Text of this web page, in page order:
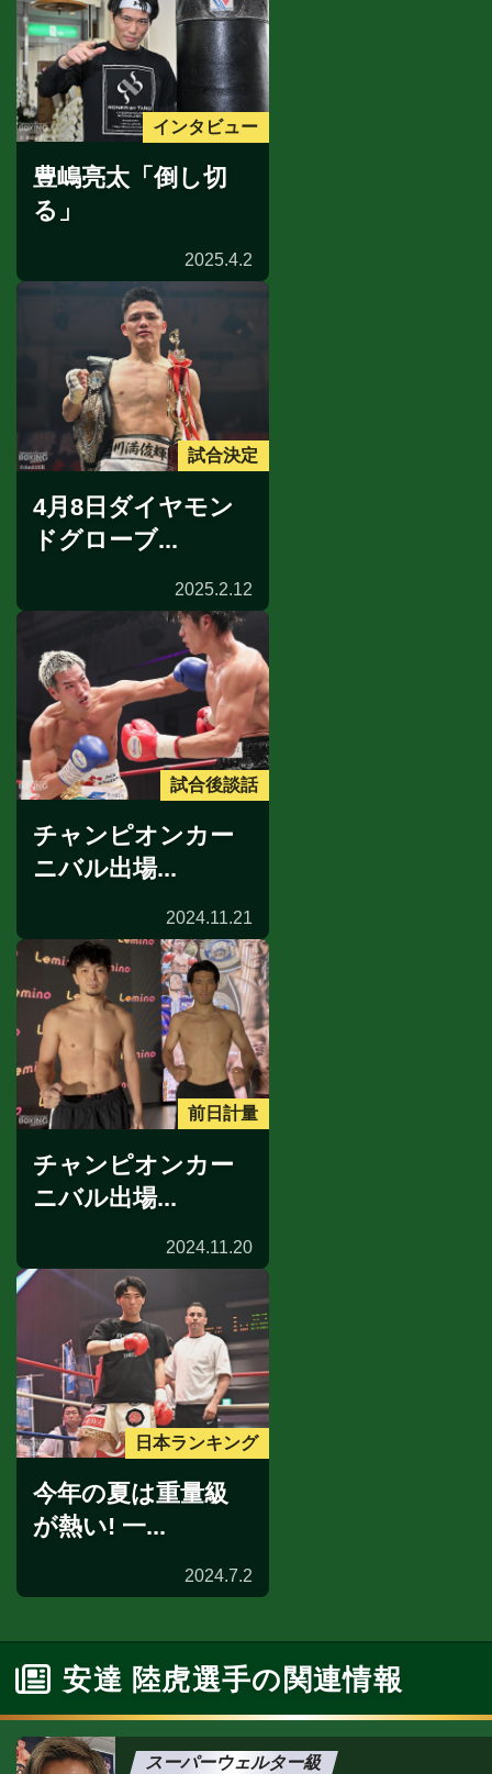
インタビュー
豊嶋亮太「倒し切
る」
2025.4.2
試合決定
4月8日ダイヤモン
ドグローブ...
2025.2.12
試合後談話
チャンピオンカー
ニバル出場...
2024.11.21
前日計量
チャンピオンカー
ニバル出場...
2024.11.20
日本ランキング
今年の夏は重量級
が熱い! 一...
2024.7.2
安達 陸虎選手の関連情報
スーパーウェルター級